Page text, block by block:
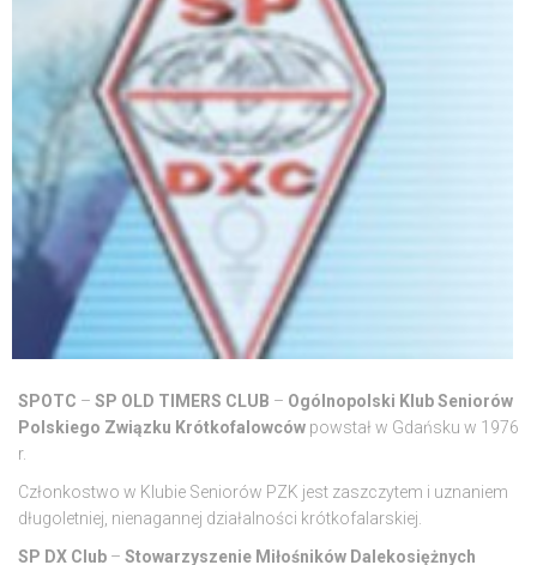
SPOTC – SP OLD TIMERS CLUB – Ogólnopolski Klub Seniorów
Polskiego Związku Krótkofalowców powstał w Gdańsku w 1976
r.
Członkostwo w Klubie Seniorów PZK jest zaszczytem i uznaniem
długoletniej, nienagannej działalności krótkofalarskiej.
SP DX Club – Stowarzyszenie Miłośników Dalekosiężnych